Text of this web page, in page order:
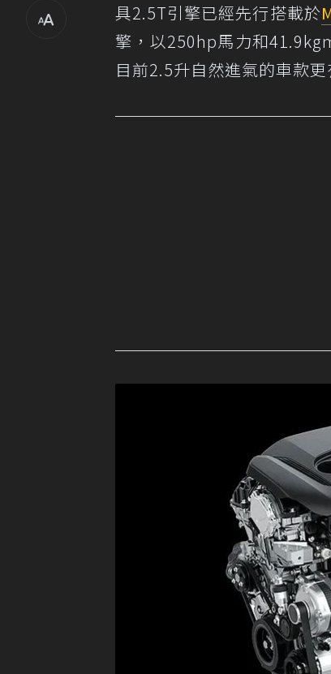
具2.5T引擎已經先行搭載於
擎，以250hp馬力和
目前2.5升自然進氣的車款